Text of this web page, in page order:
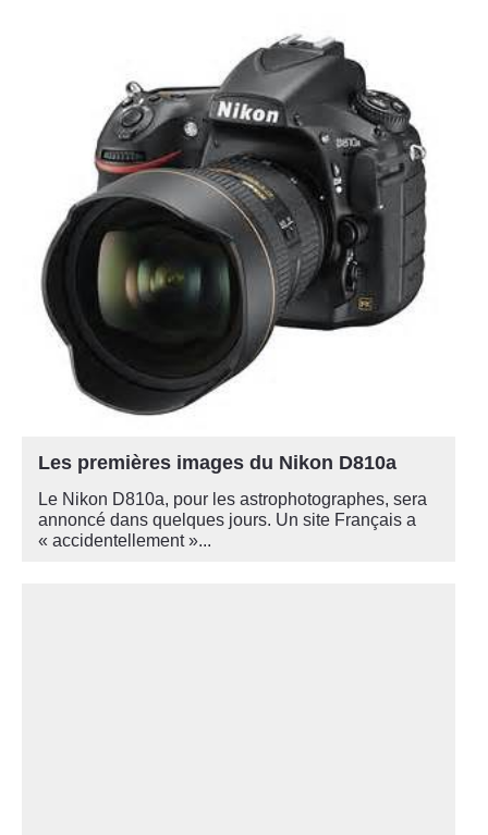
Les premières images du Nikon D810a
Le Nikon D810a, pour les astrophotographes, sera
annoncé dans quelques jours. Un site Français a
« accidentellement »...